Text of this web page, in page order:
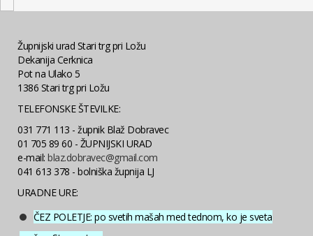
Župnijski urad Stari trg pri Ložu
Dekanija Cerknica
Pot na Ulako 5
1386 Stari trg pri Ložu
TELEFONSKE ŠTEVILKE:
031 771 113 - župnik Blaž Dobravec
01 705 89 60 - ŽUPNIJSKI URAD
e-mail: blaz.dobravec@gmail.com
041 613 378 - bolniška župnija LJ
URADNE URE:
ČEZ POLETJE: po svetih mašah med tednom, ko je sveta